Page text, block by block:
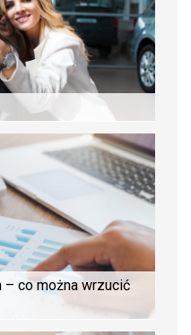
– co można wrzucić